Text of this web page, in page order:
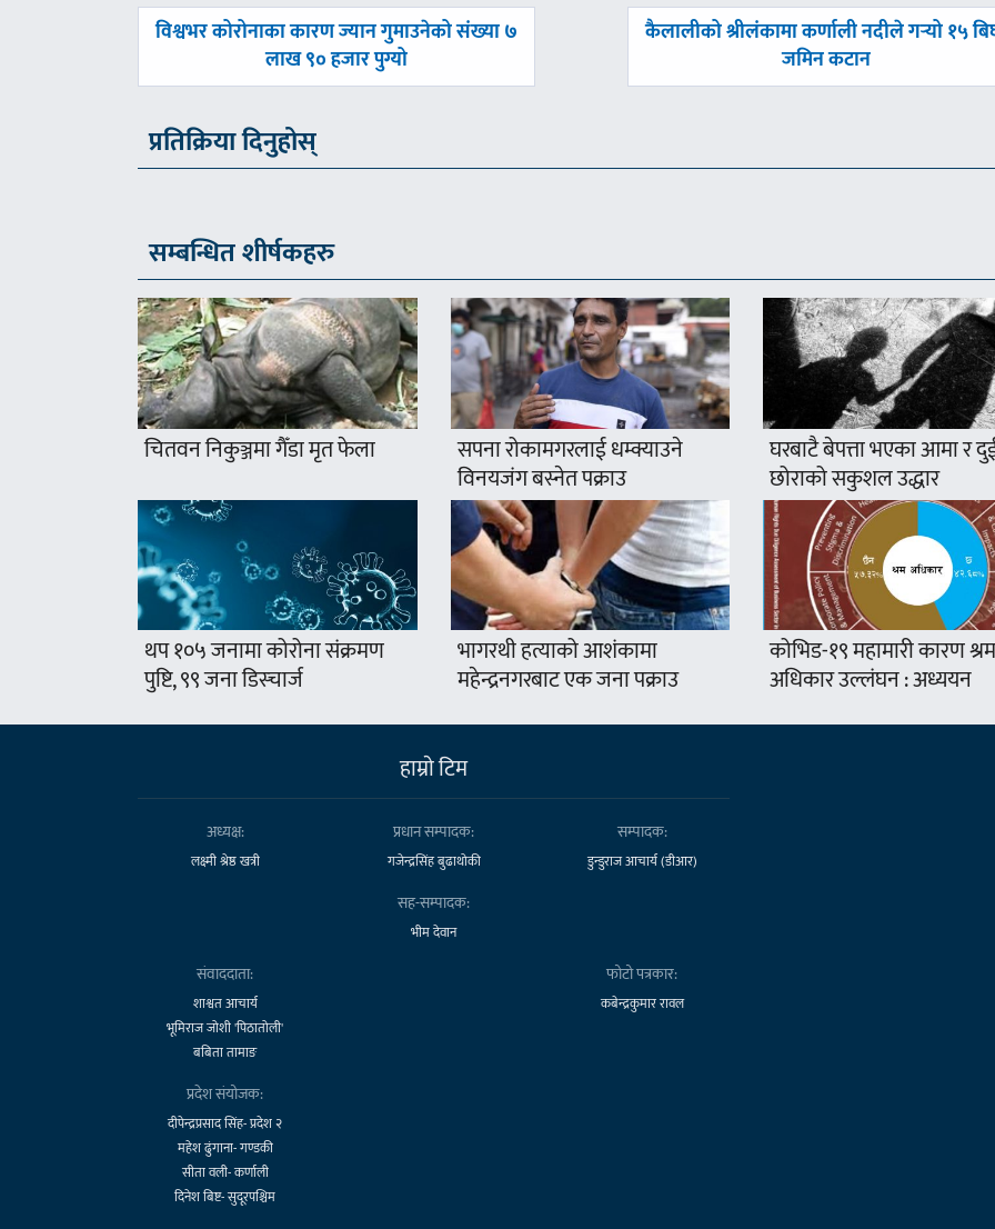
पछिल्लाे
विश्वभर कोरोनाका कारण ज्यान गुमाउनेको संख्या ७
लाख ९० हजार पुग्यो
अघिल्लाे
कैलालीको श्रीलंकामा कर्णाली नदीले गर्‍यो १५
जमिन कटान
प्रतिक्रिया दिनुहोस्
सम्बन्धित शीर्षकहरु
चितवन निकुञ्जमा गैँडा मृत फेला सपना रोकामगरलाई धम्क्याउने
विनयजंग बस्नेत पक्राउ
घरबाटै बेपत्ता भएका आमा र
छोराको सकुशल उद्धार
थप १०५ जनामा कोरोना संक्रमण
पुष्टि, ९९ जना डिस्चार्ज
भागरथी हत्याको आशंकामा
महेन्द्रनगरबाट एक जना पक्राउ
कोभिड-१९ महामारी कारण श्रम
अधिकार उल्लंघन : अध्ययन
हाम्राे टिम
अध्यक्ष:
लक्ष्मी श्रेष्ठ खत्री
प्रधान सम्पादक:
गजेन्द्रसिंह बुढाथोकी
सम्पादक:
डुन्डुराज आचार्य (डीआर)
सह-सम्पादक:
भीम देवान
संवाददाता:
शाश्वत आचार्य
भूमिराज जोशी 'पिठातोली'
बबिता तामाङ
फोटो पत्रकार:
कबेन्द्रकुमार रावल
प्रदेश संयोजक:
दीपेन्द्रप्रसाद सिंह- प्रदेश २
महेश ढुंगाना- गण्डकी
सीता वली- कर्णाली
दिनेश बिष्ट- सुदूरपश्चिम